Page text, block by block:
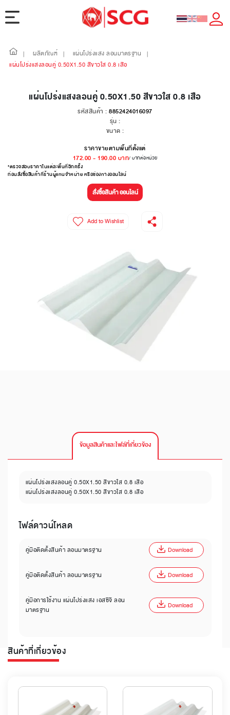
| ผลิตภัณฑ์ | แผ่นโปร่งแสง ลอนมาตรฐาน
|
แผ่นโปร่งแสงลอนคู่ 0.50X1.50 สีขาวใส 0.8 เสือ
แผ่นโปร่งแสงลอนคู่ 0.50X1.50 สีขาวใส 0.8 เสือ
รหัสสินค้า : 8852424016097
รุ่น :
ขนาด :
ราคาขายตามพื้นที่ตั้งแต่
172.00 - 190.00 บาท/ บาทต่อหน่วย
*ตรวจสอบราคาในแต่ละพื้นที่อีกครั้ง
ก่อนสั่งซื้อสินค้าที่ร้านผู้แทนจำหน่าย หรือช่องทางออนไลน์
สั่งซื้อสินค้า ออนไลน์
Add to Wishlist
ข้อมูลสินค้าและไฟล์ที่เกี่ยวข้อง
แผ่นโปร่งแสงลอนคู่ 0.50X1.50 สีขาวใส 0.8 เสือ
แผ่นโปร่งแสงลอนคู่ 0.50X1.50 สีขาวใส 0.8 เสือ
ไฟล์ดาวน์โหลด
คู่มือติดตั้งสินค้า ลอนมาตรฐาน Download
คู่มือติดตั้งสินค้า ลอนมาตรฐาน Download
คู่มือการใช้งาน แผ่นโปร่งแสง เอสซีจี ลอน
มาตรฐาน
Download
สินค้าที่เกี่ยวข้อง